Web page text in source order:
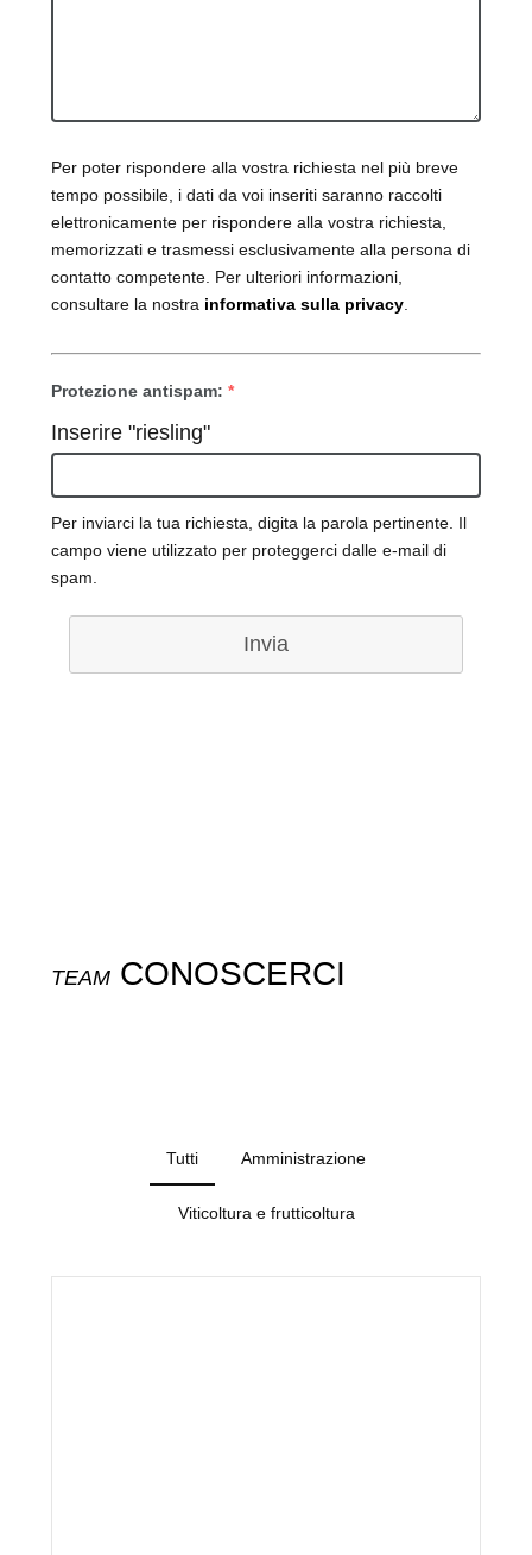
Per poter rispondere alla vostra richiesta nel più breve
tempo possibile, i dati da voi inseriti saranno raccolti
elettronicamente per rispondere alla vostra richiesta,
memorizzati e trasmessi esclusivamente alla persona di
contatto competente. Per ulteriori informazioni,
consultare la nostra informativa sulla privacy
Protezione antispam: *
Inserire "riesling"
Per inviarci la tua richiesta, digita la parola pertinente. Il
campo viene utilizzato per proteggerci dalle e-mail di
spam.
Invia
TEAM CONOSCERCI
Tutti Amministrazione
Viticoltura e frutticoltura